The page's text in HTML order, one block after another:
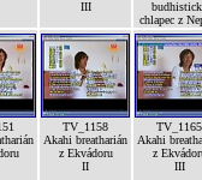
III
chlapec z
TV_1158
Akahi breatharián
z Ekvádoru
II
TV_1165
Akahi
z
III